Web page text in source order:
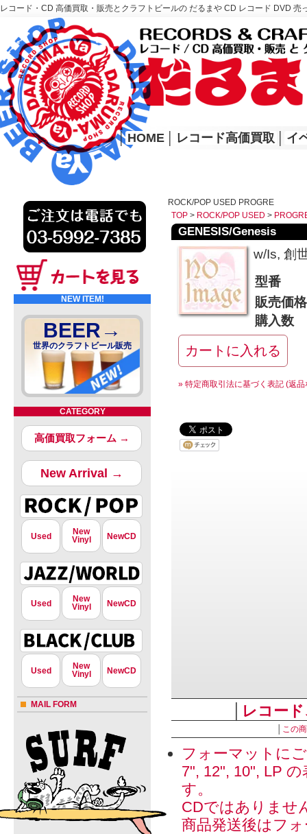
レコード・CD 高価買取・販売とクラフトビールの だるまや CD レコード DVD
レコード高価買取はこちら
HOME
│ HOME レコード高価買取 イ
NEW ITEM!
BEER→
世界のクラフトビール販売
CATEGORY
高価買取フォーム →
New Arrival →
Used
New
Vinyl
NewCD
Used
New
Vinyl
NewCD
Used
New
Vinyl
NewCD
MAIL FORM
ROCK/POP USED PROGRE
TOP > ROCK/POP USED >
GENESIS/Genesis
w/Is, 創
型番
販売価格
購入数
» 特定商取引法に基づく表記 (返品
レコー
この
フォーマットに
7", 12", 10", LP
す。
CDではありませ
商品発送後はフ